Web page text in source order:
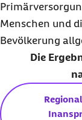
Menschen und
Bevölkerung
Die